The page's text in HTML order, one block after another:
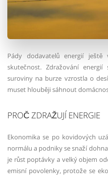
Pády dodavatelů energií
skutečnost. Zdražování
suroviny na burze vzrostla o
muset hlouběji sáhnout
PROČ ZDRAŽUJÍ ENERGIE
Ekonomika se po kovidových
normálu a podniky se snaží
je růst poptávky a velký objem
emisní povolenky, protože se